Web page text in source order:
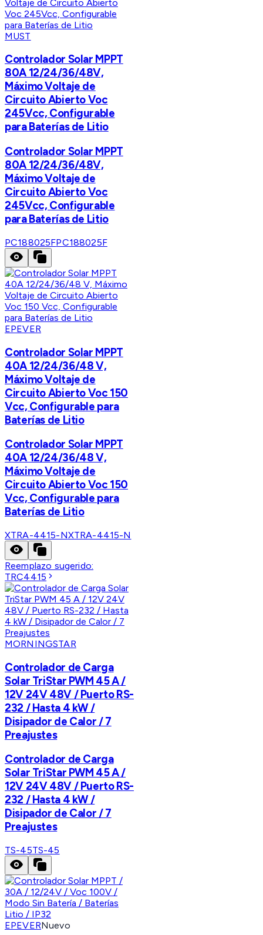
MUST
Controlador Solar MPPT
80A 12/24/36/48V,
Máximo Voltaje de
Circuito Abierto Voc
245Vcc, Configurable
para Baterías de Litio
Controlador Solar MPPT
80A 12/24/36/48V,
Máximo Voltaje de
Circuito Abierto Voc
245Vcc, Configurable
para Baterías de Litio
PC188025FPC188025F
EPEVER
Controlador Solar MPPT
40A 12/24/36/48 V,
Máximo Voltaje de
Circuito Abierto Voc 150
Vcc, Configurable para
Baterías de Litio
Controlador Solar MPPT
40A 12/24/36/48 V,
Máximo Voltaje de
Circuito Abierto Voc 150
Vcc, Configurable para
Baterías de Litio
XTRA-4415-NXTRA-4415-N
Reemplazo sugerido:
TRC4415
MORNINGSTAR
Controlador de Carga
Solar TriStar PWM 45 A /
12V 24V 48V / Puerto RS-
232 / Hasta 4 kW /
Disipador de Calor / 7
Preajustes
Controlador de Carga
Solar TriStar PWM 45 A /
12V 24V 48V / Puerto RS-
232 / Hasta 4 kW /
Disipador de Calor / 7
Preajustes
TS-45TS-45
EPEVERNuevo